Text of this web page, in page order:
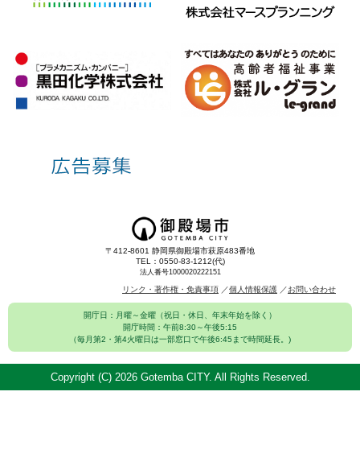
〒412-8601 静岡県御殿場市萩原483番地
TEL：0550-83-1212(代)
法人番号1000020222151
リンク・著作権・免責事項 個人情報保護 お問い合わせ
開庁日：月曜～金曜（祝日・休日、年末年始を除く）
開庁時間：午前8:30～午後5:15
（毎月第2・第4火曜日は一部窓口で午後6:45まで時間延長。)
Copyright (C) 2026 Gotemba CITY. All Rights Reserved.